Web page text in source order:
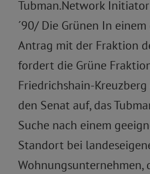
Tubman.Network
´90/ Die Grünen In
Antrag mit der Fraktion
fordert die Grüne
Friedrichshain-
den Senat auf, das
Suche nach einem
Standort bei